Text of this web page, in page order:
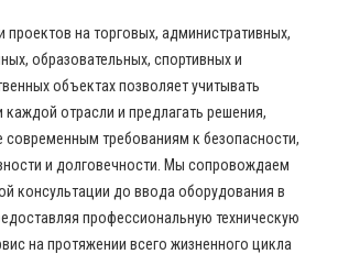
проектов на торговых, административных,
образовательных, спортивных и
объектах позволяет учитывать
каждой отрасли и предлагать решения,
современным требованиям к безопасности,
и долговечности. Мы сопровождаем
консультации до ввода оборудования в
профессиональную техническую
на протяжении всего жизненного цикла